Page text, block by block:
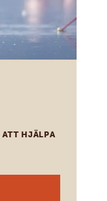
ATT HJÄLPA